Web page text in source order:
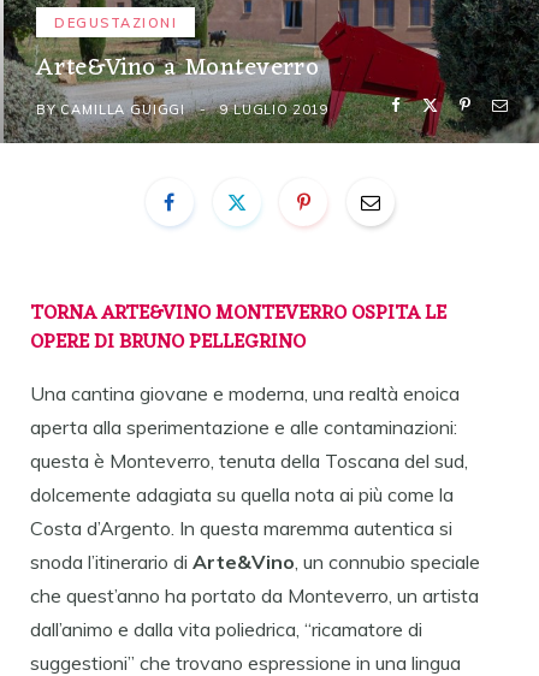
DEGUSTAZIONI
Arte&Vino a Monteverro
BY CAMILLA GUIGGI 9 LUGLIO 2019
TORNA ARTE&VINOMONTEVERRO OSPITA LE
OPERE DI BRUNO PELLEGRINO
Una cantina giovane e moderna, una realtà enoica
aperta alla sperimentazione e alle contaminazioni:
questa è Monteverro, tenuta della Toscana del sud,
dolcemente adagiata su quella nota ai più come la
Costa d’Argento. In questa maremma autentica si
snoda l’itinerario di Arte&Vino , un connubio speciale
che quest’anno ha portato da Monteverro, un artista
dall’animo e dalla vita poliedrica, “ricamatore di
suggestioni” che trovano espressione in una lingua